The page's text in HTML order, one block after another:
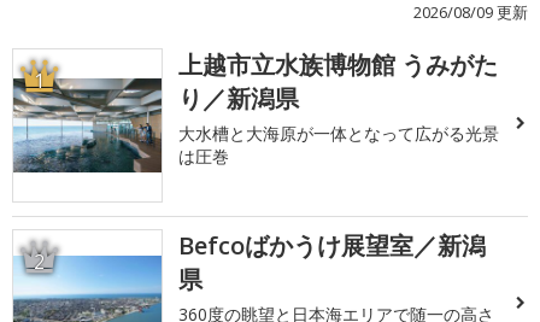
2026/08/09 更新
1
上越市立水族博物館 うみがた
り／新潟県
大水槽と大海原が一体となって広がる光景
は圧巻
2
Befcoばかうけ展望室／新潟
県
360度の眺望と日本海エリアで随一の高さ